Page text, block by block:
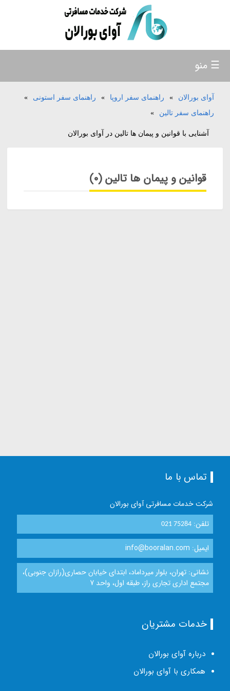
آوای بورالان » راهنمای سفر اروپا » راهنمای سفر استونی
»
راهنمای سفر تالین
»
آشنایی با قوانین و پیمان ها تالین در آوای بورالان
قوانین و پیمان ها تالین (0)
☰ منو
تماس با ما
شرکت خدمات مسافرتی آوای بورالان
تلفن:021 75284
ایمیل: info@booralan.com
نشانی: تهران، بلوار میرداماد، ابتدای خیابان حصاری(رازان جنوبی)،
مجتمع اداری تجاری راز، طبقه اول، واحد 7
خدمات مشتریان
درباره آوای بورالان
همکاری با آوای بورالان